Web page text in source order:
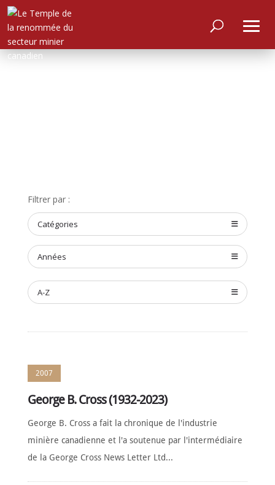
À
PROPOS
RENCONTRER
LES
MEMBRES
NOMINATION
CÉRÉMONIE
ANNUELLE
NOUVELLES
SOUTIEN
Français
Filtrer par :
Catégories
Années
A-Z
2007
George B. Cross (1932-2023)
George B. Cross a fait la chronique de l'industrie
minière canadienne et l'a soutenue par l'intermédiaire
de la George Cross News Letter Ltd...